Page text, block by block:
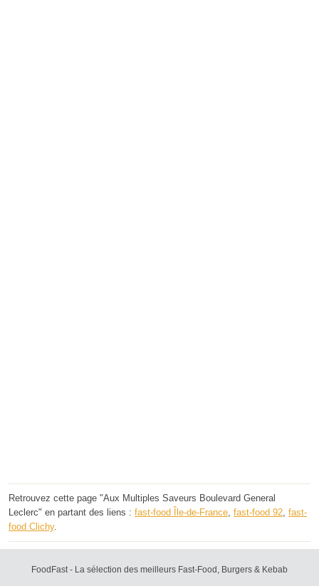
Retrouvez cette page "Aux Multiples Saveurs Boulevard General
Leclerc" en partant des liens : fast-food Île-de-France fast-food 92 fast-
food Clichy.
FoodFast - La sélection des meilleurs Fast-Food, Burgers & Kebab